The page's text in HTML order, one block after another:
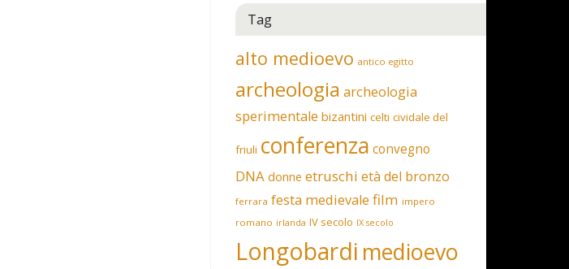
Tag
alto medioevo antico egitto
archeologia archeologia
sperimentale bizantini celti cividale del
friuli conferenza convegno
DNA donne etruschi età del bronzo
ferrara festa medievale film impero
romano irlanda IV secolo IX secolo
Longobardi medioevo